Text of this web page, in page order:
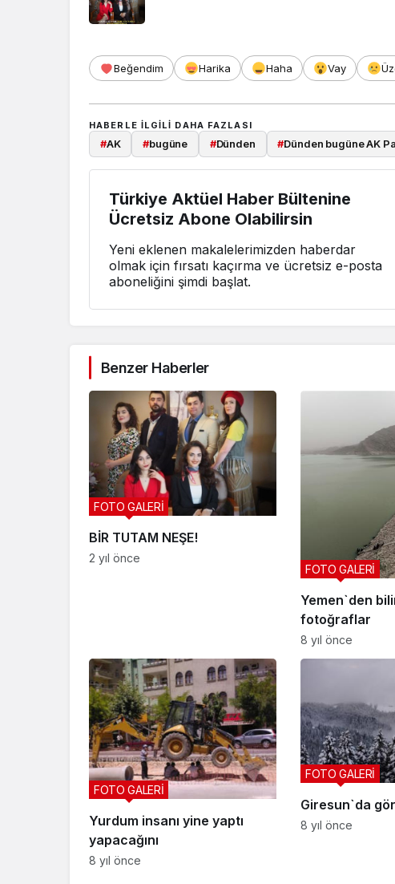
Beğendim Harika Haha Vay
HABERLE ILGILI DAHA FAZLASI
#AK #bugüne #Dünden #Dünden bugüne AK
Türkiye Aktüel Haber Bültenine
Ücretsiz Abone Olabilirsin
Yeni eklenen makalelerimizden haberdar
olmak için fırsatı kaçırma ve ücretsiz e-posta
aboneliğini şimdi başlat.
Benzer Haberler
BİR TUTAM NEŞE!
FOTO GALERİ
2 yıl önce
Yemen`den
fotoğraflar
FOTO GALERİ
8 yıl önce
Yurdum insanı yine yaptı
yapacağını
FOTO GALERİ
8 yıl önce
Giresun`da
FOTO GALERİ
8 yıl önce